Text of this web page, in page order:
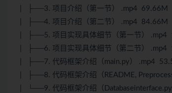
| ├──3. 项目介绍（第一节） .mp4 69.66M
| ├──4. 项目介绍（第二节） .mp4 84.66M
| ├──5. 项目实现具体细节（第一节） .mp4
| ├──6. 项目实现具体细节（第二节） .mp4
| ├──7. 代码框架介绍（main.py） .mp4
| ├──8. 代码框架介绍（README,
| └──9. 代码框架介绍（